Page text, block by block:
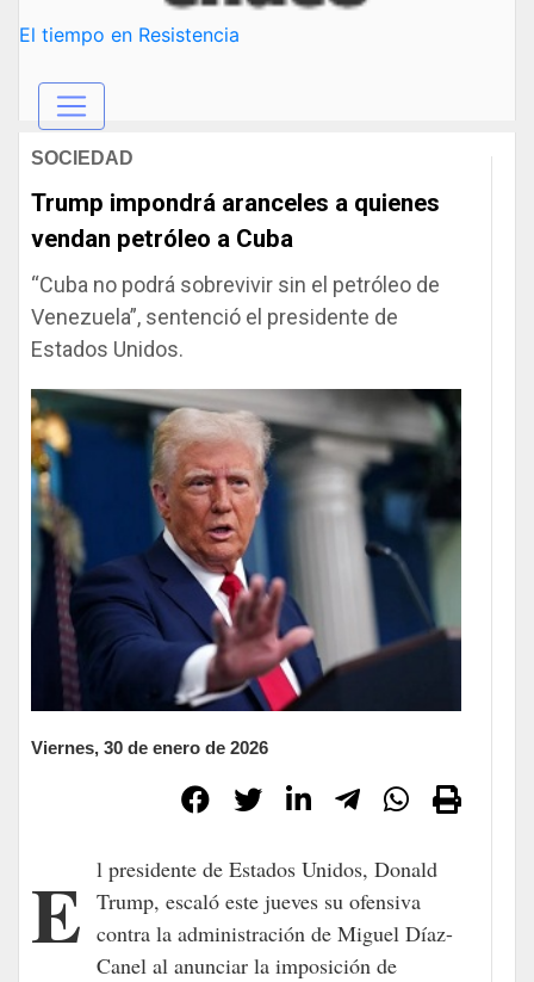
El tiempo en Resistencia
SOCIEDAD
Trump impondrá aranceles a quienes
vendan petróleo a Cuba
“Cuba no podrá sobrevivir sin el petróleo de
Venezuela”, sentenció el presidente de
Estados Unidos.
Viernes, 30 de enero de 2026
El presidente de Estados Unidos, Donald Trump, escaló este jueves su ofensiva
contra la administración de Miguel Díaz-
Canel al anunciar la imposición de